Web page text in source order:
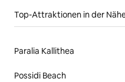
Top-Attraktionen in der
Paralia Kallithea
Possidi Beach